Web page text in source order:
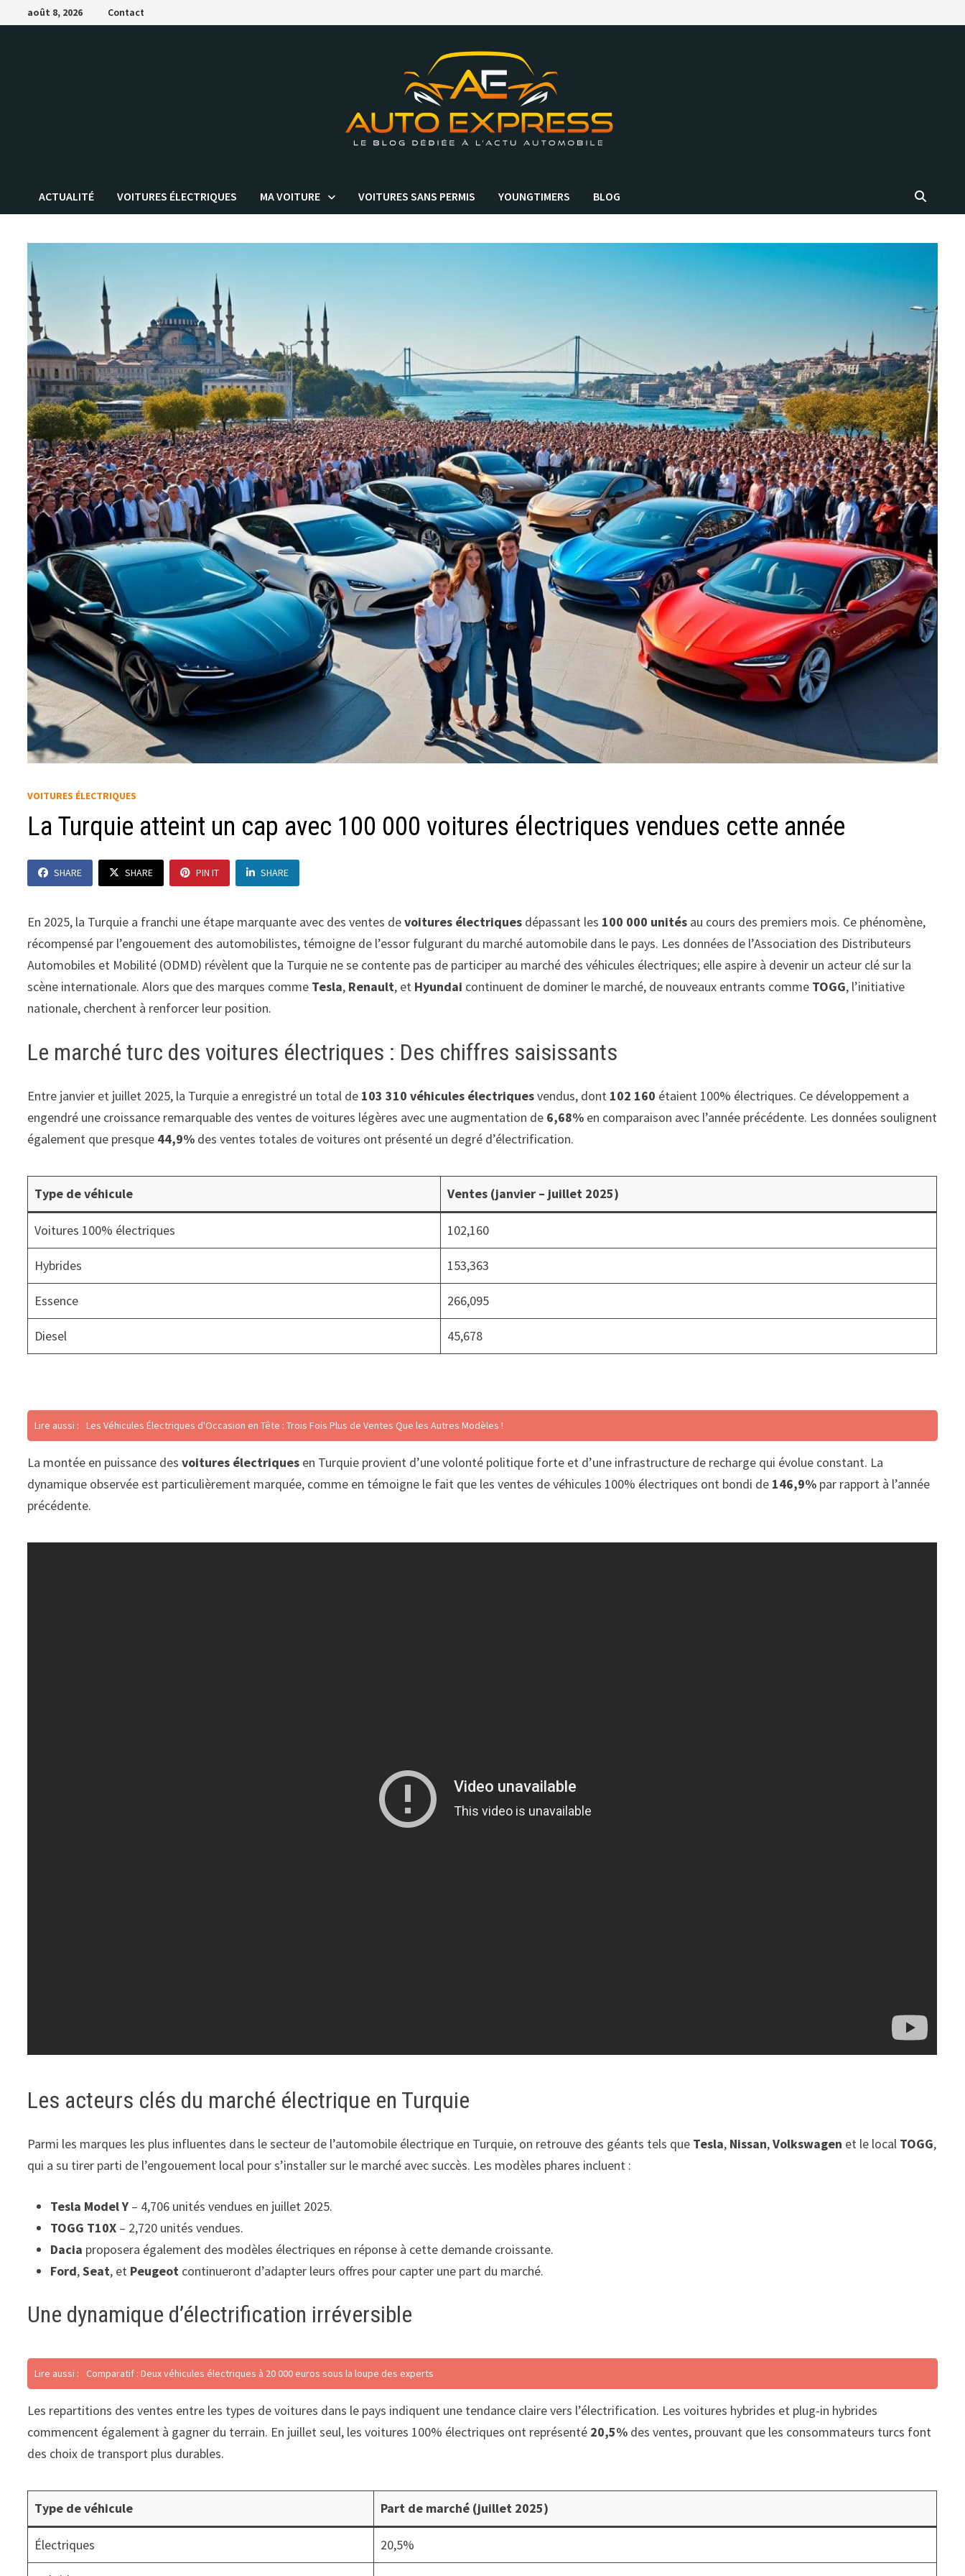
Passer
au
août 8, 2026 Contact
ACTUALITÉ VOITURES ÉLECTRIQUES MA VOITURE VOITURES SANS PERMIS YOUNGTIMERS BLOG
VOITURES ÉLECTRIQUES
La Turquie atteint un cap avec 100 000 voitures électriques vendues cette année
SHARE SHARE PIN IT SHARE
En 2025, la Turquie a franchi une étape marquante avec des ventes devoitures électriques dépassant les 100 000 unités au cours des premiers mois. Ce phénomène,
récompensé par l’engouement des automobilistes, témoigne de l’essor fulgurant du marché automobile dans le pays. Les données de l’Association des Distributeurs
Automobiles et Mobilité (ODMD) révèlent que la Turquie ne se contente pas de participer au marché des véhicules électriques; elle aspire à devenir un acteur clé sur la
scène internationale. Alors que des marques comme Tesla, Renault, et Hyundai continuent de dominer le marché, de nouveaux entrants comme TOGG, l’initiative
nationale, cherchent à renforcer leur position.
Le marché turc des voitures électriques : Des chiffres saisissants
Entre janvier et juillet 2025, la Turquie a enregistré un total de 103 310 véhicules électriquesvendus, dont 102 160 étaient 100% électriques. Ce développement a
engendré une croissance remarquable des ventes de voitures légères avec une augmentation de 6,68% en comparaison avec l’année précédente. Les données soulignent
également que presque 44,9% des ventes totales de voitures ont présenté un degré d’électrification.
Type de véhicule Ventes (janvier – juillet 2025)
Voitures 100% électriques 102,160
Hybrides 153,363
Essence 266,095
Diesel 45,678
Lire aussi : Les Véhicules Électriques d'Occasion en Tête : Trois Fois Plus de Ventes Que les Autres Modèles !
La montée en puissance desvoitures électriques en Turquie provient d’une volonté politique forte et d’une infrastructure de recharge qui évolue constant. La
dynamique observée est particulièrement marquée, comme en témoigne le fait que les ventes de véhicules 100% électriques ont bondi de 146,9% par rapport à l’année
précédente.
Les acteurs clés du marché électrique en Turquie
Parmi les marques les plus influentes dans le secteur de l’automobile électrique en Turquie, on retrouve des géants tels que Tesla, Nissan,Volkswagen et le local TOGG,
qui a su tirer parti de l’engouement local pour s’installer sur le marché avec succès. Les modèles phares incluent :
Tesla Model Y – 4,706 unités vendues en juillet 2025.
TOGG T10X – 2,720 unités vendues.
Dacia proposera également des modèles électriques en réponse à cette demande croissante.
Ford,Seat, et Peugeot continueront d’adapter leurs offres pour capter une part du marché.
Une dynamique d’électrification irréversible
Lire aussi : Comparatif : Deux véhicules électriques à 20 000 euros sous la loupe des experts
Les repartitions des ventes entre les types de voitures dans le pays indiquent une tendance claire vers l’électrification. Les voitures hybrides et plug-in hybrides
commencent également à gagner du terrain. En juillet seul, les voitures 100% électriques ont représenté 20,5% des ventes, prouvant que les consommateurs turcs font
des choix de transport plus durables.
Type de véhicule Part de marché (juillet 2025)
Électriques 20,5%